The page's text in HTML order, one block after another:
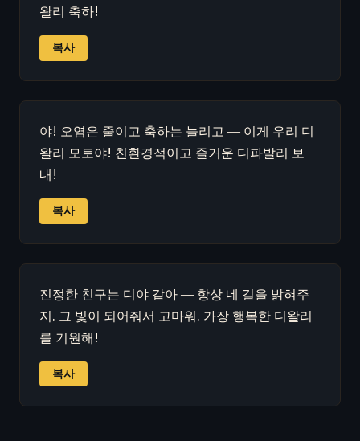
왈리 축하!
복사
야! 오염은 줄이고 축하는 늘리고 — 이게 우리 디
왈리 모토야! 친환경적이고 즐거운 디파발리 보
내!
복사
진정한 친구는 디야 같아 — 항상 네 길을 밝혀주
지. 그 빛이 되어줘서 고마워. 가장 행복한 디왈리
를 기원해!
복사